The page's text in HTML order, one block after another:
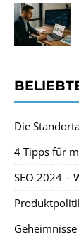
Die
4 Tipps für
SEO 2024 –